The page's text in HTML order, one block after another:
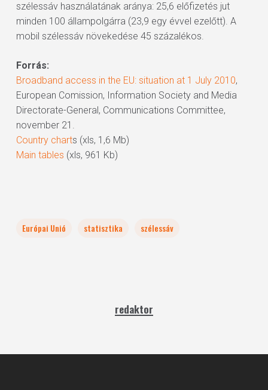
szélessáv használatának aránya: 25,6 előfizetés jut
minden 100 állampolgárra (23,9 egy évvel ezelőtt). A
mobil szélessáv növekedése 45 százalékos.
Forrás:
Broadband access in the EU: situation at 1 July 2010,
European Comission, Information Society and Media
Directorate-General, Communications Committee,
november 21.
Country charts (xls, 1,6 Mb)
Main tables (xls, 961 Kb)
Európai Unió statisztika szélessáv
redaktor